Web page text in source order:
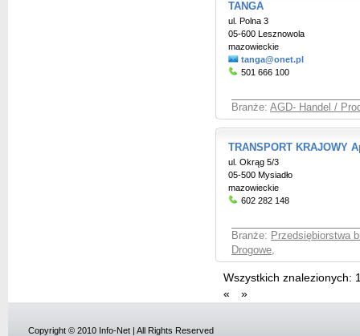
TANGA
ul. Polna 3
05-600 Lesznowola
mazowieckie
tanga@onet.pl
501 666 100
Branże: AGD- Handel /
TRANSPORT KRAJOWY
ul. Okrąg 5/3
05-500 Mysiadło
mazowieckie
602 282 148
Branże: Przedsiębiorstwa
Drogowe,
Wszystkich znalezionych:
«
»
Copyright © 2010 Info-Net | All Rights Reserved